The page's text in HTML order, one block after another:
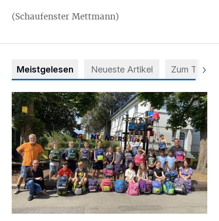
(Schaufenster Mettmann)
Meistgelesen Neueste Artikel Zum Thema
Kinder spenden ihre Tornister